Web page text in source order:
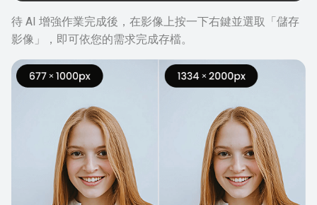
待 AI 增強作業完成後，在影像上按一下右鍵並選取「儲存
影像」，即可依您的需求完成存檔。